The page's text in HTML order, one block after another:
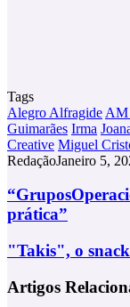
Tags
Alegro Alfragide AM
Guimarães Irma
Creative Miguel
RedaçãoJaneiro 5,
“GruposOperacionais
PEI-
AGRI:
Inovação
na
prática”
"Takis",
snack
para
"Takis", o
Artigos